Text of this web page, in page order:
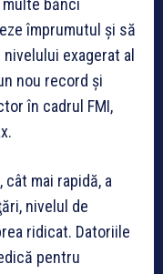
bănci
împrumutul şi să
exagerat al
nou record şi
în cadrul FMI,
cât mai rapidă, a
nivelul de
ridicat. Datoriile
pentru